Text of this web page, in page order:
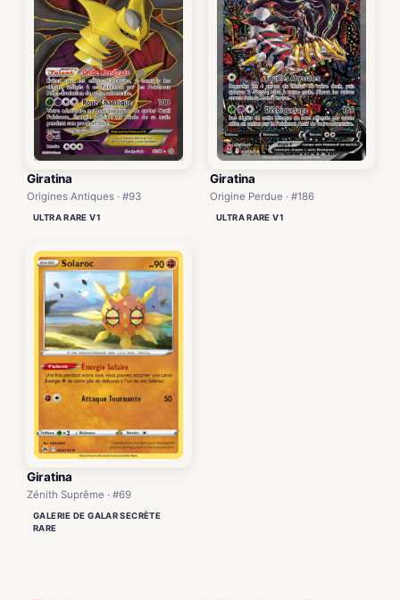
Giratina
Origines Antiques · #93
ULTRA RARE V1
Giratina
Origine Perdue · #186
ULTRA RARE V1
Giratina
Zénith Suprême · #69
GALERIE DE GALAR SECRÈTE
RARE